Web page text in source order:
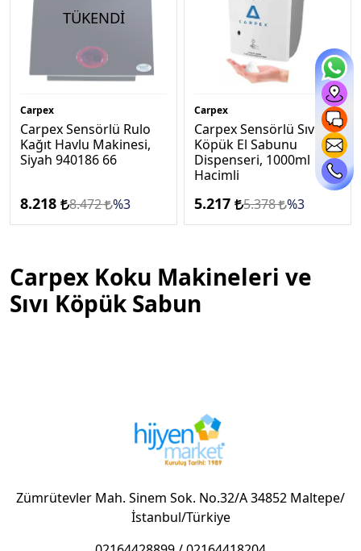
TÜKENDİ
Carpex
Carpex Sensörlü Rulo
Kağıt Havlu Makinesi,
Siyah 940186 66
8.218 8.472 %3
Carpex
Carpex Sensörlü Sıvı
Köpük El Sabunu
Dispenseri, 1000ml
Hacimli
5.217 5.378 %3
Carpex Koku Makineleri ve
Sıvı Köpük Sabun
Zümrütevler Mah. Sinem Sok. No.32/A 34852 Maltepe/
İstanbul/Türkiye